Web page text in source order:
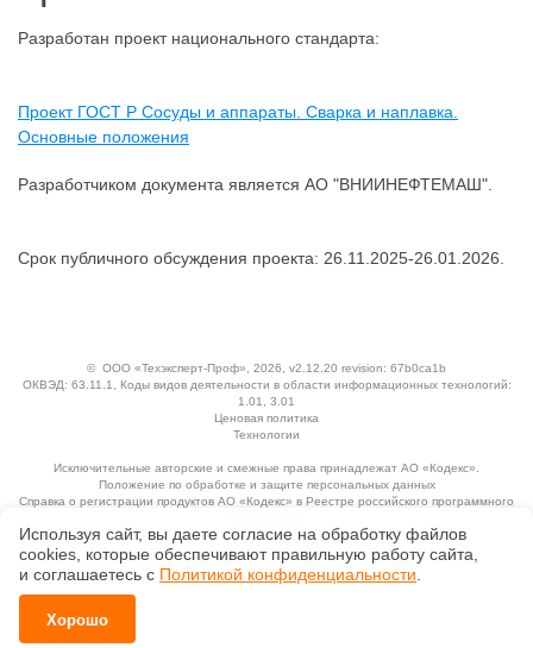
Разработан проект национального стандарта:
Проект ГОСТ Р Сосуды и аппараты. Сварка и наплавка.
Основные положения
Разработчиком документа является АО "ВНИИНЕФТЕМАШ".
Срок публичного обсуждения проекта: 26.11.2025-26.01.2026.
© ООО «Техэксперт-Проф» , 2026, v2.12.20 revision: 67b0ca1b
ОКВЭД: 63.11.1, Коды видов деятельности в области информационных технологий:
1.01, 3.01
Ценовая политика
Технологии
Исключительные авторские и смежные права принадлежат АО «Кодекс».
Положение по обработке и защите персональных данных
Справка о регистрации продуктов АО «Кодекс» в Реестре российского программного
Используя сайт, вы даете согласие на обработку файлов
сооkiеs, которые обеспечивают правильную работу сайта,
и соглашаетесь с Политикой конфиденциальности
Хорошо